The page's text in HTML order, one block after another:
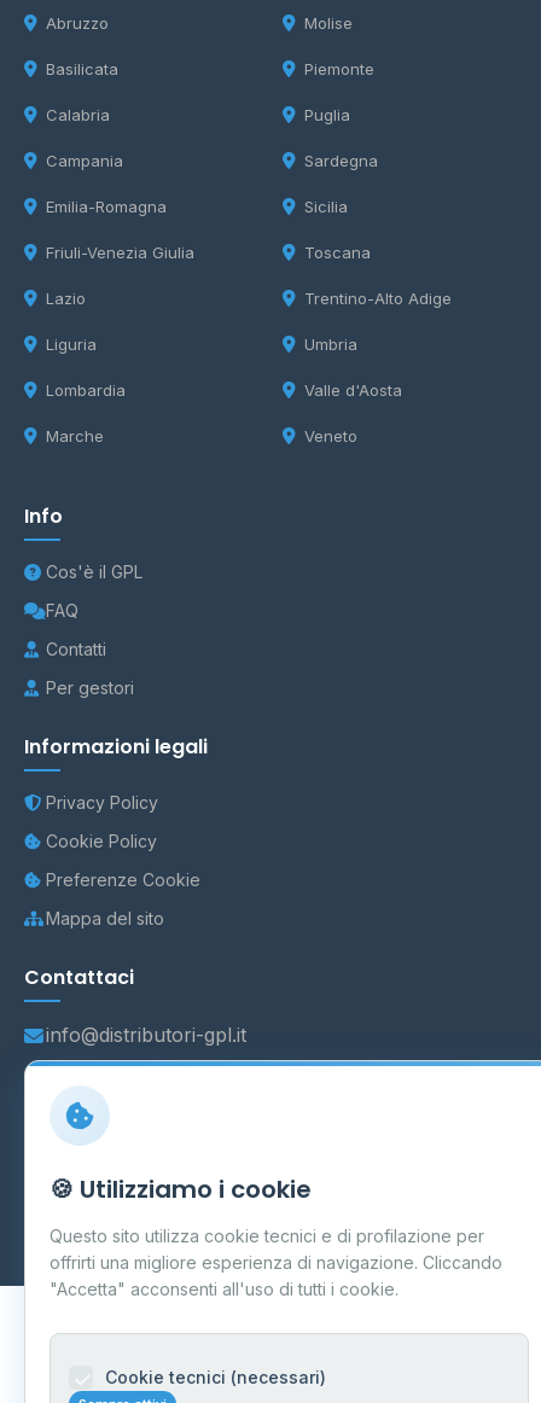
Abruzzo
Basilicata
Calabria
Campania
Emilia-Romagna
Friuli-Venezia Giulia
Lazio
Liguria
Lombardia
Marche
Molise
Piemonte
Puglia
Sardegna
Sicilia
Toscana
Trentino-Alto Adige
Umbria
Valle d'Aosta
Veneto
Info
Cos'è il GPL
FAQ
Contatti
Per gestori
Informazioni legali
Privacy Policy
Cookie Policy
Preferenze Cookie
Mappa del sito
Contattaci
info@distributori-gpl.it
Carpi P.IVA 03859300364
Dati forniti da Ministero delle Imprese e del Made in Italy
Aggiornamento quotidiano
🍪 Utilizziamo i cookie
Questo sito utilizza cookie tecnici e di profilazione per
offrirti una migliore esperienza di navigazione. Cliccando
"Accetta" acconsenti all'uso di tutti i cookie.
Cookie tecnici (necessari)